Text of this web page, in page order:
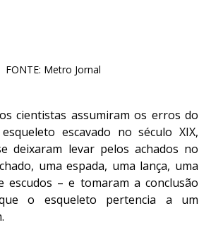
FONTE: Metro Jornal
cientistas assumiram os erros do
escavado no século XIX,
deixaram levar pelos achados no
uma espada, uma lança, uma
escudos – e tomaram a conclusão
o esqueleto pertencia a um